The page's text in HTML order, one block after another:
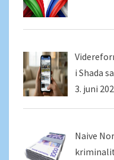
i Shada
3. juni
Naive